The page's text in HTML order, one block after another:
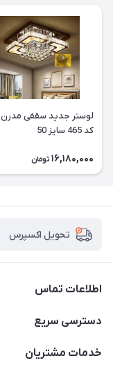
لوستر جدید
کد 465 سایز 50
16,180,000 تومان
تحویل اکسپرس
اطلاعات تماس
09171115348
دسترسی سریع
مجله فروشگاه
خدمات مشتریان